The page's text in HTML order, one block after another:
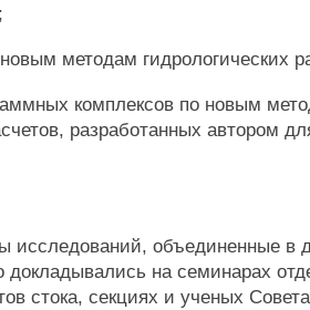
методам гидрологических
комплексов по новым
разработанных автором
исследований, объединенные в
докладывались на семинарах
стока, секциях и ученых